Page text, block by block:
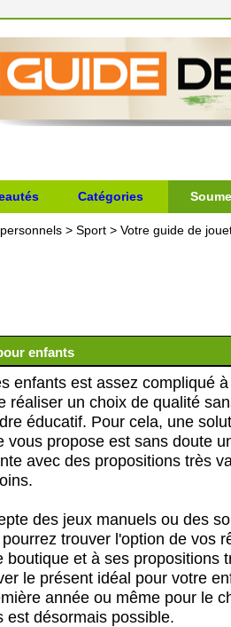
Catégories
> Sport > Votre guide de
enfants
enfants est assez compliqué
réaliser un choix de qualité
éducatif. Pour cela, une
vous propose est sans doute
avec des propositions très
des jeux manuels ou des
trouver l'option de vos
boutique et à ses propositions
le présent idéal pour votre
année ou même pour le
est désormais possible.